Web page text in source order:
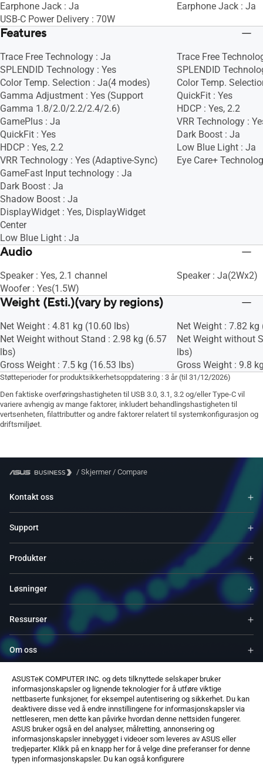
ASUSTeK COMPUTER INC. og dets tilknyttede selskaper bruker
informasjonskapsler og lignende teknologier for å utføre viktige
nettbaserte funksjoner, for eksempel autentisering og sikkerhet. Du kan
deaktivere disse ved å endre innstillingene for informasjonskapsler via
nettleseren, men dette kan påvirke hvordan denne nettsiden fungerer.
ASUS bruker også en del analyser, målretting, annonsering og
informasjonskapsler innebygget i videoer som leveres av ASUS eller
tredjeparter. Klikk på en knapp her for å velge dine preferanser for denne
typen informasjonskapsler. Du kan også konfigurere
Earphone Jack : Ja
USB-C Power Delivery : 70W
Earphone Jack : Ja
Features
Trace Free Technology : Ja
SPLENDID Technology : Yes
Color Temp. Selection : Ja(4 modes)
Gamma Adjustment : Yes (Support
Gamma 1.8/2.0/2.2/2.4/2.6)
GamePlus : Ja
QuickFit : Yes
HDCP : Yes, 2.2
VRR Technology : Yes (Adaptive-Sync)
GameFast Input technology : Ja
Dark Boost : Ja
Shadow Boost : Ja
DisplayWidget : Yes, DisplayWidget
Center
Low Blue Light : Ja
Trace Free
SPLENDID
Color Temp.
QuickFit : Yes
HDCP : Yes, 2.2
VRR Technology :
Dark Boost : Ja
Low Blue Light : Ja
Eye Care+
Audio
Speaker : Yes, 2.1 channel
Woofer : Yes(1.5W)
Speaker : Ja(2Wx2)
Weight (Esti.)(vary by regions)
Net Weight : 4.81 kg (10.60 lbs)
Net Weight without Stand : 2.98 kg (6.57
lbs)
Gross Weight : 7.5 kg (16.53 lbs)
Net Weight : 7.82
Net Weight without
lbs)
Gross Weight : 9.8
Støtteperioder for produktsikkerhetsoppdatering : 3 år (til 31/12/2026)
Den faktiske overføringshastigheten til USB 3.0, 3.1, 3.2 og/eller Type-C vil
variere avhengig av mange faktorer, inkludert behandlingshastigheten til
vertsenheten, filattributter og andre faktorer relatert til systemkonfigurasjon og
driftsmiljøet.
/ Skjermer/ Compare
Kontakt oss
Support
Produkter
Løsninger
Ressurser
Om oss
Service og programmer
Støtter
Programvare